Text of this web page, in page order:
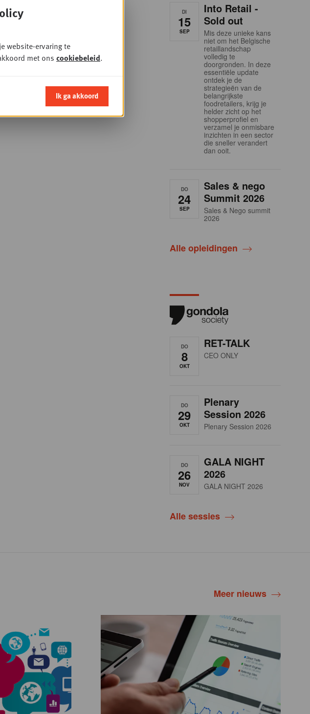
DI
15
SEP
Into Retail -
Sold out
Mis deze unieke kans
niet om het Belgische
retaillandschap
volledig te
doorgronden. In deze
essentiële update
ontdek je de
strategieën van de
belangrijkste
foodretailers, krijg je
helder zicht op het
shopperprofiel en
verzamel je onmisbare
inzichten in een sector
die sneller verandert
dan ooit.
DO
24
SEP
Sales & nego
Summit 2026
Sales & Nego summit
2026
Alle opleidingen
DO
8
OKT
RET-TALK
CEO ONLY
DO
29
OKT
Plenary
Session 2026
Plenary Session 2026
DO
26
NOV
GALA NIGHT
2026
GALA NIGHT 2026
Alle sessies
Meer nieuws
website-ervaring te
met ons cookiebeleid.
Ik ga akkoord